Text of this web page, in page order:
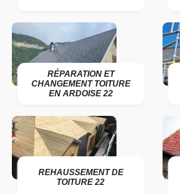
RÉPARATION ET
CHANGEMENT TOITURE
EN ARDOISE 22
REHAUSSEMENT DE
TOITURE 22